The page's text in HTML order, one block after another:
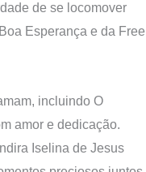
de se locomover
Esperança e da Free
incluindo O
amor e dedicação.
Iselina de Jesus